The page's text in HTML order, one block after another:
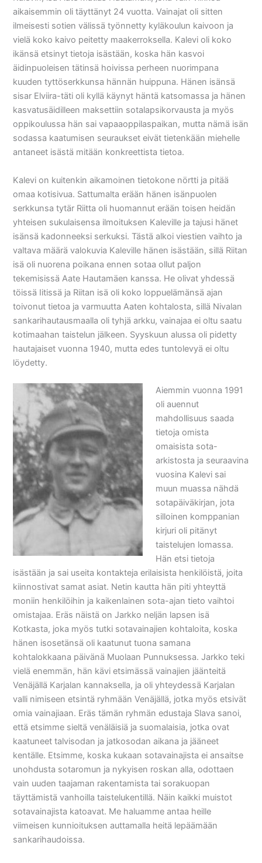
aikaisemmin oli täyttänyt 24 vuotta. Vainajat oli sitten
ilmeisesti sotien välissä työnnetty kyläkoulun kaivoon ja
vielä koko kaivo peitetty maakerroksella. Kalevi oli koko
ikänsä etsinyt tietoja isästään, koska hän kasvoi
äidinpuoleisen tätinsä hoivissa perheen nuorimpana
kuuden tyttöserkkunsa hännän huippuna. Hänen isänsä
sisar Elviira-täti oli kyllä käynyt häntä katsomassa ja hänen
kasvatusäidilleen maksettiin sotalapsikorvausta ja myös
oppikoulussa hän sai vapaaoppilaspaikan, mutta nämä isän
sodassa kaatumisen seuraukset eivät tietenkään miehelle
antaneet isästä mitään konkreettista tietoa.
Kalevi on kuitenkin aikamoinen tietokone nörtti ja pitää
omaa kotisivua. Sattumalta erään hänen isänpuolen
serkkunsa tytär Riitta oli huomannut erään toisen heidän
yhteisen sukulaisensa ilmoituksen Kaleville ja tajusi hänet
isänsä kadonneeksi serkuksi. Tästä alkoi viestien vaihto ja
valtava määrä valokuvia Kaleville hänen isästään, sillä Riitan
isä oli nuorena poikana ennen sotaa ollut paljon
tekemisissä Aate Hautamäen kanssa. He olivat yhdessä
töissä Iitissä ja Riitan isä oli koko loppuelämänsä ajan
toivonut tietoa ja varmuutta Aaten kohtalosta, sillä Nivalan
sankarihautausmaalla oli tyhjä arkku, vainajaa ei oltu saatu
kotimaahan taistelun jälkeen. Syyskuun alussa oli pidetty
hautajaiset vuonna 1940, mutta edes tuntolevyä ei oltu
löydetty.
Aiemmin vuonna 1991
oli auennut
mahdollisuus saada
tietoja omista
omaisista sota-
arkistosta ja seuraavina
vuosina Kalevi sai
muun muassa nähdä
sotapäiväkirjan, jota
silloinen komppanian
kirjuri oli pitänyt
taistelujen lomassa.
Hän etsi tietoja
isästään ja sai useita kontakteja erilaisista henkilöistä, joita
kiinnostivat samat asiat. Netin kautta hän piti yhteyttä
moniin henkilöihin ja kaikenlainen sota-ajan tieto vaihtoi
omistajaa. Eräs näistä on Jarkko neljän lapsen isä
Kotkasta, joka myös tutki sotavainajien kohtaloita, koska
hänen isosetänsä oli kaatunut tuona samana
kohtalokkaana päivänä Muolaan Punnuksessa. Jarkko teki
vielä enemmän, hän kävi etsimässä vainajien jäänteitä
Venäjällä Karjalan kannaksella, ja oli yhteydessä Karjalan
valli nimiseen etsintä ryhmään Venäjällä, jotka myös etsivät
omia vainajiaan. Eräs tämän ryhmän edustaja Slava sanoi,
että etsimme sieltä venäläisiä ja suomalaisia, jotka ovat
kaatuneet talvisodan ja jatkosodan aikana ja jääneet
kentälle. Etsimme, koska kukaan sotavainajista ei ansaitse
unohdusta sotaromun ja nykyisen roskan alla, odottaen
vain uuden taajaman rakentamista tai sorakuopan
täyttämistä vanhoilla taistelukentillä. Näin kaikki muistot
sotavainajista katoavat. Me haluamme antaa heille
viimeisen kunnioituksen auttamalla heitä lepäämään
sankarihaudoissa.